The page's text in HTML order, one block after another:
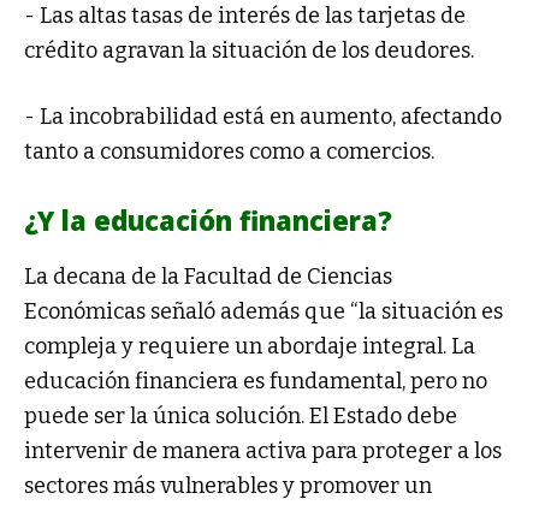
- Las altas tasas de interés de las tarjetas de
crédito agravan la situación de los deudores.
- La incobrabilidad está en aumento, afectando
tanto a consumidores como a comercios.
¿Y la educación financiera?
La decana de la Facultad de Ciencias
Económicas señaló además que “la situación es
compleja y requiere un abordaje integral. La
educación financiera es fundamental, pero no
puede ser la única solución. El Estado debe
intervenir de manera activa para proteger a los
sectores más vulnerables y promover un